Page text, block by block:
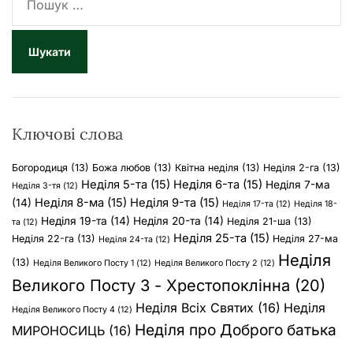
ш
к
Ключові слова
Богородиця (13) Божа любов (13) Квітна неділя (13) Неділя 2-га (13)
Неділя 3-тя (12) Неділя 5-та (15) Неділя 6-та (15) Неділя 7-ма
(14) Неділя 8-ма (15) Неділя 9-та (15) Неділя 17-та (12) Неділя 18-
та (12) Неділя 19-та (14) Неділя 20-та (14) Неділя 21-ша (13)
Неділя 22-га (13) Неділя 24-та (12) Неділя 25-та (15) Неділя 27-ма
(13) Неділя Великого Посту 1 (12) Неділя Великого Посту 2 (12) Неділя
Великого Посту 3 - Хрестопоклінна (20)
Неділя Великого Посту 4 (12) Неділя Всіх Святих (16) Неділя
МИРОНОСИЦЬ (16) Неділя про Доброго батька